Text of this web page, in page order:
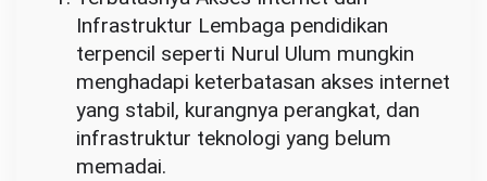
Infrastruktur Lembaga pendidikan
terpencil seperti Nurul Ulum mungkin
menghadapi keterbatasan akses internet
yang stabil, kurangnya perangkat, dan
infrastruktur teknologi yang belum
memadai.